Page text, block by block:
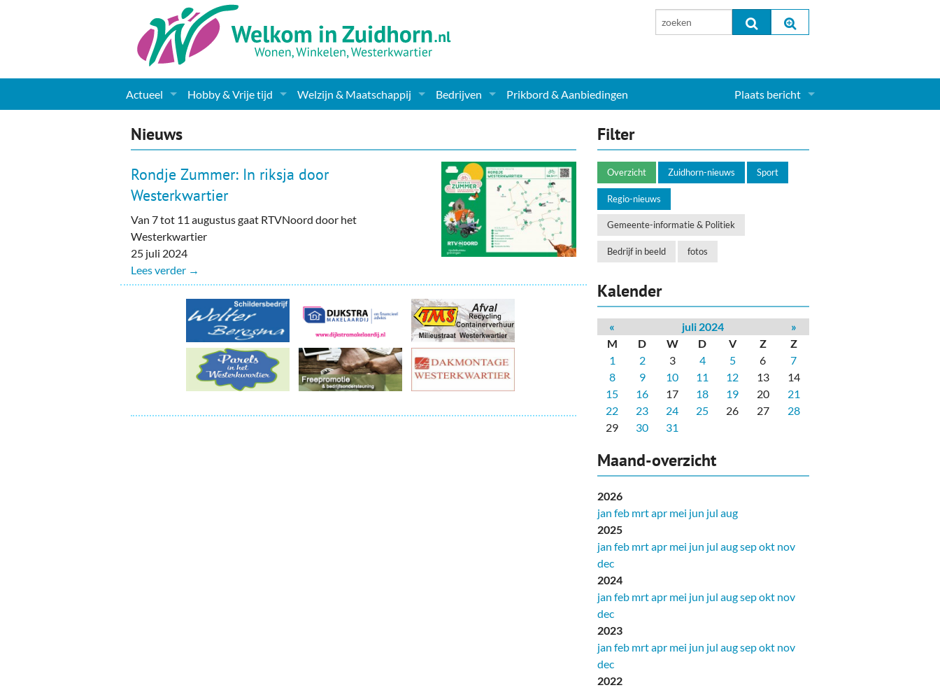
Actueel
Nieuws
Gemeente informatie
Dorpen
Woningaanbod
Columns & Redactioneel
Foto-pagina
Hobby & Vrije tijd
Kunst
Muziek
Toerisme & Musea
Podia & Dorpshuizen
Welzijn & Maatschappij
Kinderopvang
Onderwijs & jeugd
Ouderen
Politieke Partijen
Zuidhorners
Bedrijven
Verzorging
Dieren & Tuin
Horeca & Uitgaan
Vervoer, Auto's & Fietsen
Wonen & Interieur
On-line bestellen in Zuidhorn
Financiën, Makelaars & Hypotheken
Prikbord & Aanbiedingen Plaats bericht
Nieuws
Rondje Zummer: In riksja door
Westerkwartier
Van 7 tot 11 augustus gaat RTVNoord door het
Westerkwartier
25 juli 2024
Lees verder →
Filter
Overzicht Zuidhorn-nieuws Sport
Regio-nieuws
Gemeente-informatie & Politiek
Bedrijf in beeld fotos
Kalender
« juli 2024
»
M
D W D V Z
Z
1
2 3 4 5 6
7
8
9 10 11 12 13
14
15
16 17 18 19 20
21
22
23 24 25 26 27
28
29
30 31
Maand-overzicht
2026
jan feb mrtapr mei jun jul aug
2025
jan feb mrtapr mei jun jul augsepokt nov
dec
2024
jan feb mrtapr mei jun jul augsepokt nov
dec
2023
jan feb mrtapr mei jun jul augsepokt nov
dec
2022